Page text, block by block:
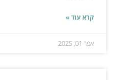
קרא עוד »
אפר 01, 2025